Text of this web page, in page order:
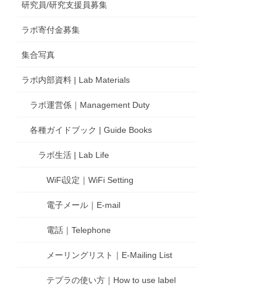
研究員/研究支援員募集
ラボ寄付金募集
集合写真
ラボ内部資料 | Lab Materials
ラボ運営係｜Management Duty
各種ガイドブック | Guide Books
ラボ生活 | Lab Life
WiFi設定｜WiFi Setting
電子メール｜E-mail
電話｜Telephone
メーリングリスト｜E-Mailing List
テプラの使い方｜How to use label